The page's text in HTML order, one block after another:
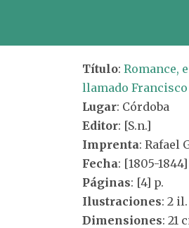
Título: Romance,
llamado Francisco
Lugar: Córdoba
Editor: [S.n.]
Imprenta: Rafael
Fecha: [1805-1844]
Páginas: [4] p.
Ilustraciones: 2 il.
Dimensiones: 21